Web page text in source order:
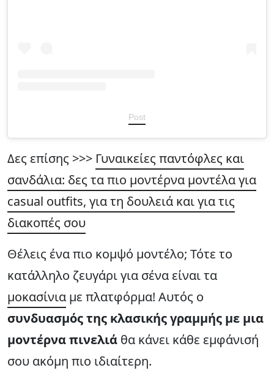
Post
Δες επίσης >>> Γυναικείες παντόφλες και
σανδάλια: δες τα πιο μοντέρνα μοντέλα για
casual outfits, για τη δουλειά και για τις
διακοπές σου
Θέλεις ένα πιο κομψό μοντέλο; Τότε το
κατάλληλο ζευγάρι για σένα είναι τα
μοκασίνια με πλατφόρμα! Αυτός ο
συνδυασμός της κλασικής γραμμής με μια
μοντέρνα πινελιά θα κάνει κάθε εμφάνισή
σου ακόμη πιο ιδιαίτερη.